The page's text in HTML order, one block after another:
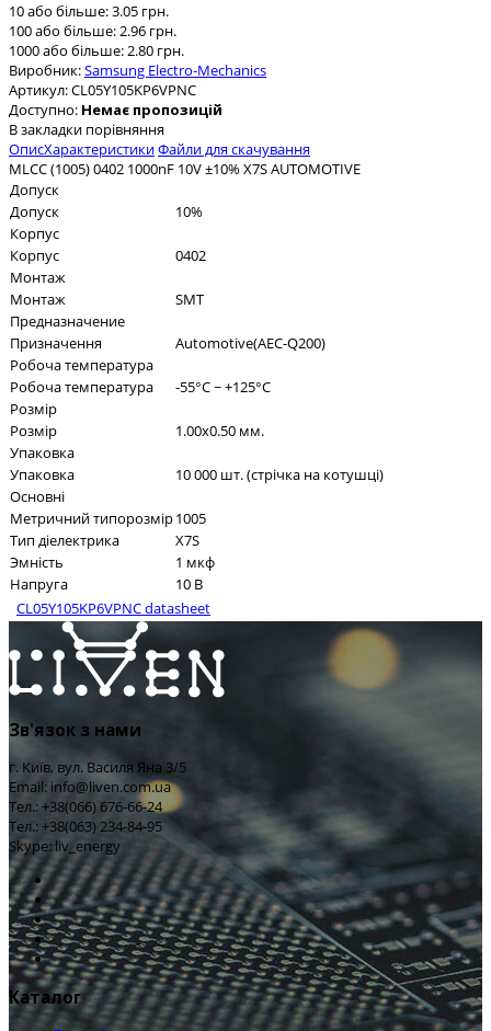
10 або більше: 3.05 грн.
100 або більше: 2.96 грн.
1000 або більше: 2.80 грн.
Виробник:Samsung Electro-Mechanics
Артикул:CL05Y105KP6VPNC
Доступно: Немає пропозицій
В закладки порівняння
ОписХарактеристикиФайли для скачування
MLCC (1005) 0402 1000nF 10V ±10% X7S AUTOMOTIVE
Допуск
Допуск
10%
Корпус
Корпус
0402
Монтаж
Монтаж
SMT
Предназначение
Призначення
Automotive(AEC-Q200)
Робоча температура
Робоча температура
-55°C ~ +125°C
Розмір
Розмір
1.00x0.50 мм.
Упаковка
Упаковка
10 000 шт. (стрічка на котушці)
Основні
Метричний типорозмір1005
Тип діелектрика
X7S
Эмність
1 мкф
Напруга
10 В
CL05Y105KP6VPNC datasheet
Зв'язок з нами
г. Київ, вул. Василя Яна 3/5
Email: info@liven.com.ua
Тел.: +38(066) 676-66-24
Тел.: +38(063) 234-84-95
Skype: liv_energy
Каталог